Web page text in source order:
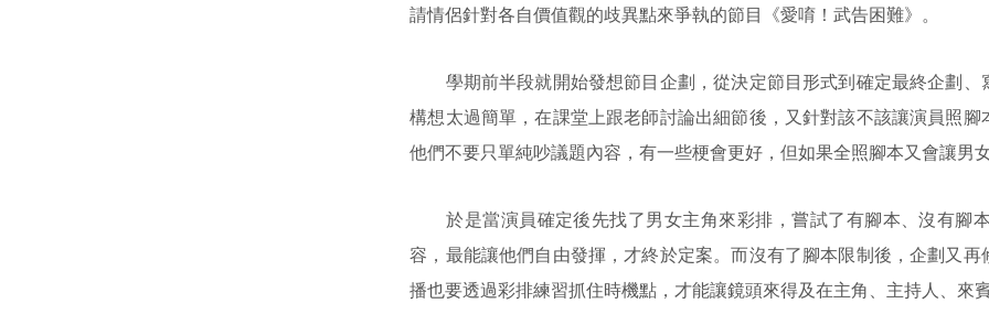
請情侶針對各自價值觀的歧異點來爭執的節目《愛唷！武告困難》。
學期前半段就開始發想節目企劃，從決定節目形式到確定最終企劃、
構想太過簡單，在課堂上跟老師討論出細節後，又針對該不該讓演員照
他們不要只單純吵議題內容，有一些梗會更好，但如果全照腳本又會讓男
於是當演員確定後先找了男女主角來彩排，嘗試了有腳本、沒有腳
容，最能讓他們自由發揮，才終於定案。而沒有了腳本限制後，企劃又
播也要透過彩排練習抓住時機點，才能讓鏡頭來得及在主角、主持人、來